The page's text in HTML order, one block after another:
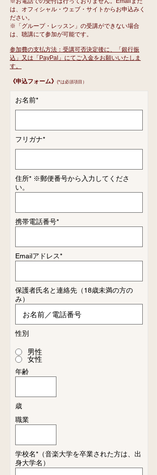
は、オフィシャル・ウェブ・サイトからお申込みく
ださい。
※「グループ・レッスン」の受講ができない場合
は、聴講にて参加が可能です。
参加費の支払方法：受講可否決定後に、「銀行振
込」又は「PayPal」にてご入金をお願いいたしま
す。
《申込フォーム》 (*は必須項目）
​お名前*
​フリガナ*
​住所* ※郵便番号から入力してくださ
い。
​携帯電話番号*
​Emailアドレス*
​保護者氏名と連絡先（18歳未満の方の
み）
​性別
男性
女性
年齢
歳
​職業
学校名*（音楽大学を卒業された方は、出
身大学名）